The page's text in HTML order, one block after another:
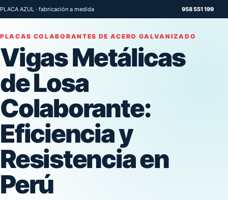
PLACA AZUL · fabricación a medida 958 551 199
PLACAS COLABORANTES DE ACERO GALVANIZADO
Vigas Metálicas
de Losa
Colaborante:
Eficiencia y
Resistencia en
Perú